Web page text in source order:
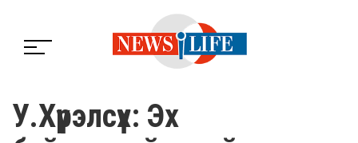
У.Хүрэлсүх: Эх